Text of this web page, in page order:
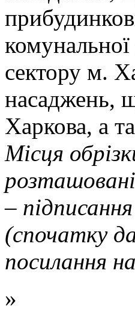
сектору м.
насаджень,
Харкова, а
Місця
–
(спочатку
посилання
»